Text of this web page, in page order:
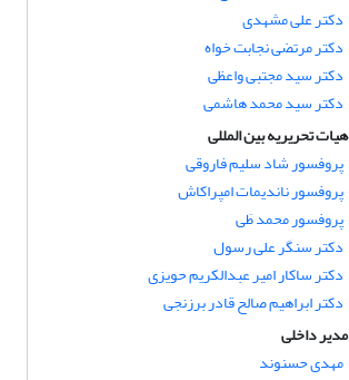
دکتر علی مشهدی
دکتر مرتضی نجابت خواه
دکتر سید مجتبی واعظی
دکتر سید محمد هاشمی
هیات تحریریه بین المللی
پروفسور شاد سلیم فاروقی
پروفسور ناندیمات امپراکاش
پروفسور محمد طَی
دکتر سنگر علی رسول
دکتر ساکار امیر عبدالکریم حویزی
دکتر ابراهیم صالح قادر برزنجی
مدیر داخلی
مهدی حسنوند